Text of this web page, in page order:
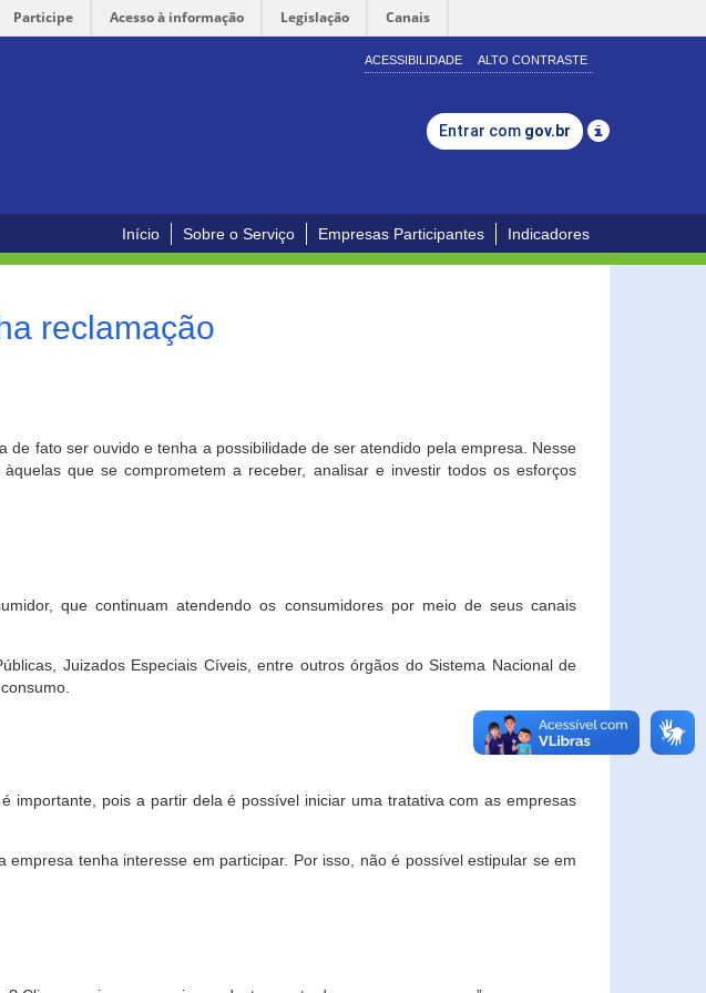
Participe Acesso à informação Legislação Canais
ACESSIBILIDADE ALTO CONTRASTE
Entrar com gov.br
Início Sobre o Serviço Empresas Participantes Indicadores
reclamação
fato ser ouvido e tenha a possibilidade de ser atendido pela empresa. Nesse
que se comprometem a receber, analisar e investir todos os esforços
que continuam atendendo os consumidores por meio de seus canais
Juizados Especiais Cíveis, entre outros órgãos do Sistema Nacional de
importante, pois a partir dela é possível iniciar uma tratativa com as empresas
tenha interesse em participar. Por isso, não é possível estipular se em